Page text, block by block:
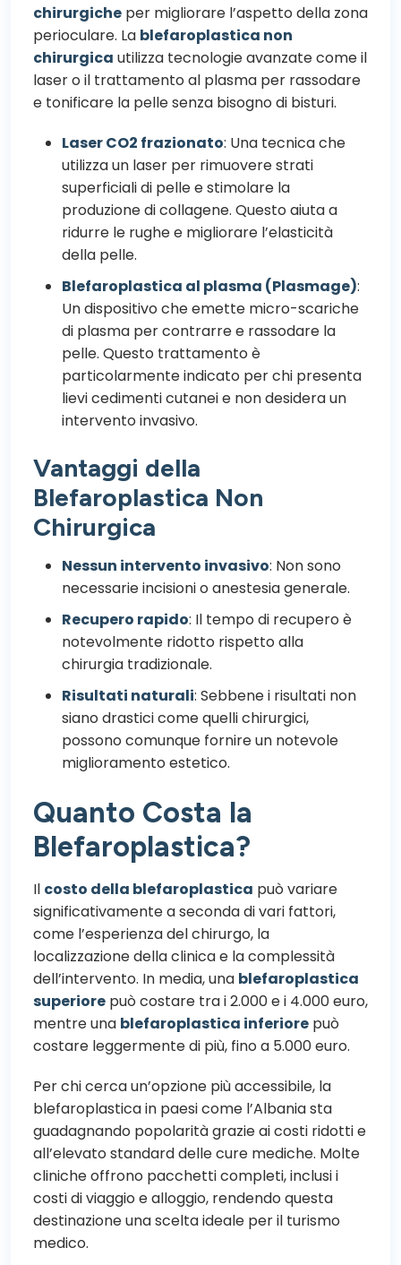
chirurgiche per migliorare l’aspetto della zona
perioculare. La blefaroplastica non
chirurgica utilizza tecnologie avanzate come il
laser o il trattamento al plasma per rassodare
e tonificare la pelle senza bisogno di bisturi.
Laser CO2 frazionato: Una tecnica che
utilizza un laser per rimuovere strati
superficiali di pelle e stimolare la
produzione di collagene. Questo aiuta a
ridurre le rughe e migliorare l’elasticità
della pelle.
Blefaroplastica al plasma (Plasmage):
Un dispositivo che emette micro-scariche
di plasma per contrarre e rassodare la
pelle. Questo trattamento è
particolarmente indicato per chi presenta
lievi cedimenti cutanei e non desidera un
intervento invasivo.
Vantaggi della
Blefaroplastica Non
Chirurgica
Nessun intervento invasivo: Non sono
necessarie incisioni o anestesia generale.
Recupero rapido: Il tempo di recupero è
notevolmente ridotto rispetto alla
chirurgia tradizionale.
Risultati naturali: Sebbene i risultati non
siano drastici come quelli chirurgici,
possono comunque fornire un notevole
miglioramento estetico.
Quanto Costa la
Blefaroplastica?
Il costo della blefaroplastica può variare
significativamente a seconda di vari fattori,
come l’esperienza del chirurgo, la
localizzazione della clinica e la complessità
dell’intervento. In media, una blefaroplastica
superiore può costare tra i 2.000 e i 4.000 euro,
mentre una blefaroplastica inferiore può
costare leggermente di più, fino a 5.000 euro.
Per chi cerca un’opzione più accessibile, la
blefaroplastica in paesi come l’Albania sta
guadagnando popolarità grazie ai costi ridotti e
all’elevato standard delle cure mediche. Molte
cliniche offrono pacchetti completi, inclusi i
costi di viaggio e alloggio, rendendo questa
destinazione una scelta ideale per il turismo
medico.